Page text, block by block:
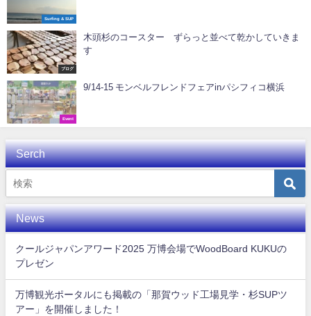
Surfing & SUP
ブログ
木頭杉のコースター ずらっと並べて乾かしていきま
す
Event
9/14-15 モンベルフレンドフェアinパシフィコ横浜
Serch
News
クールジャパンアワード2025 万博会場でWoodBoard KUKUの
プレゼン
万博観光ポータルにも掲載の「那賀ウッド工場見学・杉SUPツ
アー」を開催しました！